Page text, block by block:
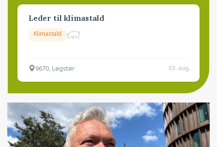
Leder til klimastald
Klimastald
9670, Løgstør 03. aug.